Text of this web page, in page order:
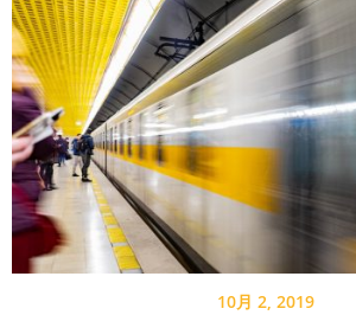
10月 2, 2019